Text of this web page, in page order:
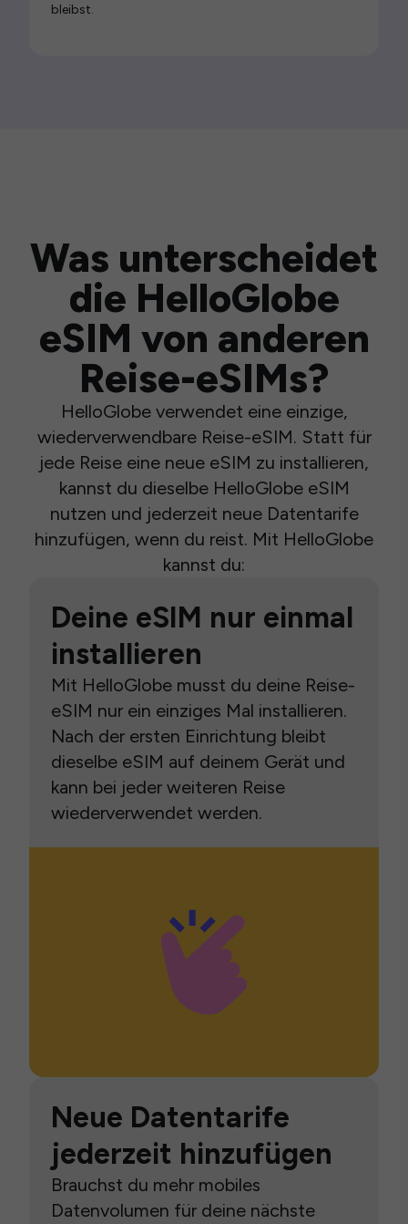
bleibst.
Was unterscheidet
die HelloGlobe
eSIM von anderen
Reise-eSIMs?
HelloGlobe verwendet eine einzige,
wiederverwendbare Reise-eSIM. Statt für
jede Reise eine neue eSIM zu installieren,
kannst du dieselbe HelloGlobe eSIM
nutzen und jederzeit neue Datentarife
hinzufügen, wenn du reist. Mit HelloGlobe
kannst du:
Deine eSIM nur einmal
installieren
Mit HelloGlobe musst du deine Reise-
eSIM nur ein einziges Mal installieren.
Nach der ersten Einrichtung bleibt
dieselbe eSIM auf deinem Gerät und
kann bei jeder weiteren Reise
wiederverwendet werden.
Neue Datentarife
jederzeit hinzufügen
Brauchst du mehr mobiles
Datenvolumen für deine nächste